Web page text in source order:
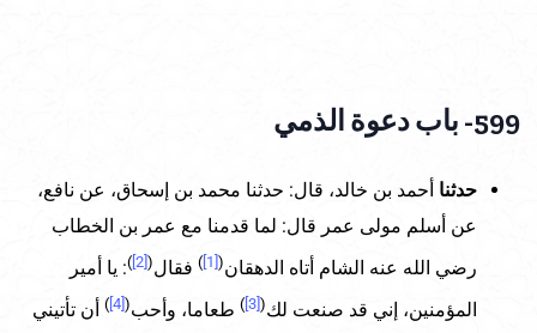
حدثنا أحمد بن خالد، قال: حدثنا محمد بن إسحاق، عن نافع،
عن أسلم مولى عمر قال: لما قدمنا مع عمر بن الخطاب
رضي الله عنه الشام أتاه الدهقان(
) فقال(
): يا أمير
المؤمنين، إني قد صنعت لك(
) طعاما، وأحب(
) أن تأتيني